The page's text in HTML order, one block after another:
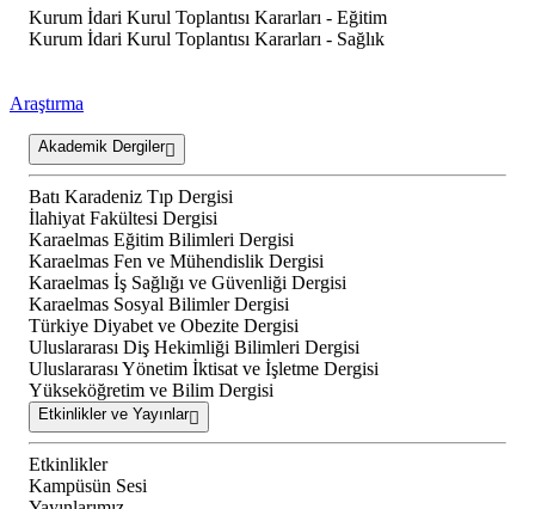
Kurum İdari Kurul Toplantısı Kararları - Eğitim
Kurum İdari Kurul Toplantısı Kararları - Sağlık
Araştırma
Akademik Dergiler
Batı Karadeniz Tıp Dergisi
İlahiyat Fakültesi Dergisi
Karaelmas Eğitim Bilimleri Dergisi
Karaelmas Fen ve Mühendislik Dergisi
Karaelmas İş Sağlığı ve Güvenliği Dergisi
Karaelmas Sosyal Bilimler Dergisi
Türkiye Diyabet ve Obezite Dergisi
Uluslararası Diş Hekimliği Bilimleri Dergisi
Uluslararası Yönetim İktisat ve İşletme Dergisi
Yükseköğretim ve Bilim Dergisi
Etkinlikler ve Yayınlar
Etkinlikler
Kampüsün Sesi